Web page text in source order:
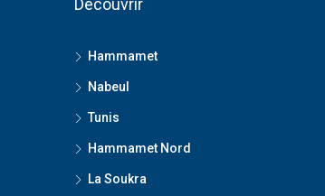
Découvrir
Hammamet
Nabeul
Tunis
Hammamet Nord
La Soukra